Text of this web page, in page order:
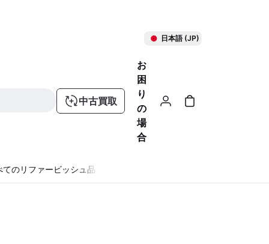
日本語 (JP)
中古買取
お
困
り
の
場
合
てのリファービッシュ品